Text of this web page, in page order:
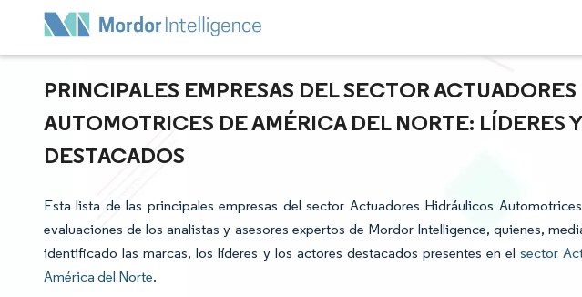
PRINCIPALES EMPRESAS DEL SECTOR
AUTOMOTRICES DE AMÉRICA DEL NORTE: LÍDERES
DESTACADOS
Esta lista de las principales empresas del sector Actuadores Hidráulicos
evaluaciones de los analistas y asesores expertos de Mordor Intelligence, quienes,
identificado las marcas, los líderes y los actores destacados presentes en elsector
América del Norte.